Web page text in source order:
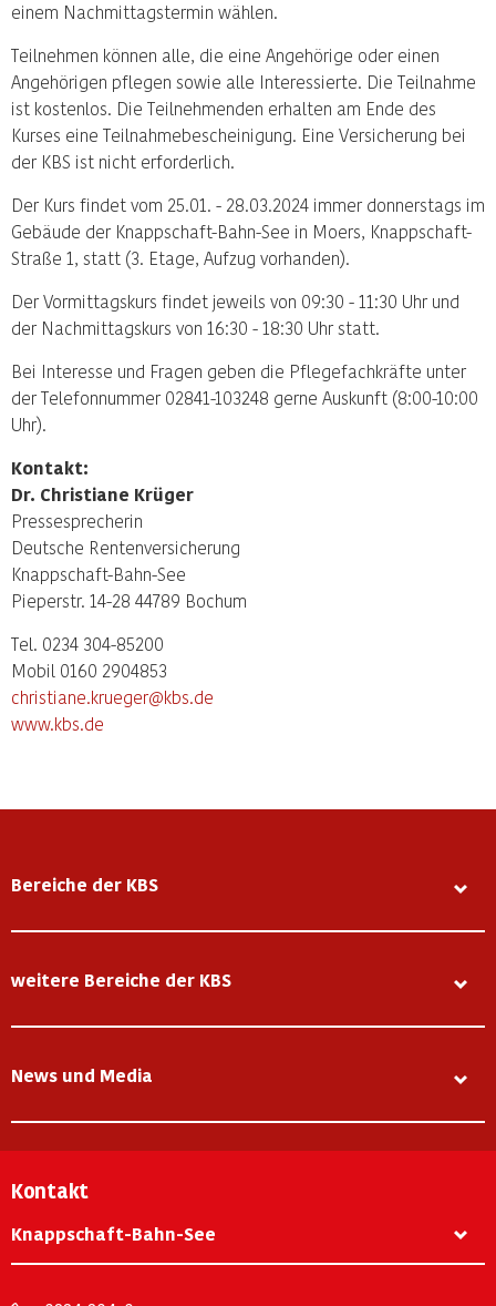
einem Nachmittagstermin wählen.
Teilnehmen können alle, die eine Angehörige oder einen
Angehörigen pflegen sowie alle Interessierte. Die Teilnahme
ist kostenlos. Die Teilnehmenden erhalten am Ende des
Kurses eine Teilnahmebescheinigung. Eine Versicherung bei
der KBS ist nicht erforderlich.
Der Kurs findet vom 25.01. - 28.03.2024 immer donnerstags im
Gebäude der Knappschaft-Bahn-See in Moers, Knappschaft-
Straße 1, statt (3. Etage, Aufzug vorhanden).
Der Vormittagskurs findet jeweils von 09:30 - 11:30 Uhr und
der Nachmittagskurs von 16:30 - 18:30 Uhr statt.
Bei Interesse und Fragen geben die Pflegefachkräfte unter
der Telefonnummer 02841-103248 gerne Auskunft (8:00-10:00
Uhr).
Kontakt:
Dr. Christiane Krüger
Pressesprecherin
Deutsche Rentenversicherung
Knappschaft-Bahn-See
Pieperstr. 14-28 44789 Bochum
Tel. 0234 304-85200
Mobil 0160 2904853
christiane.krueger@kbs.de
www.kbs.de
Bereiche der KBS
weitere Bereiche der KBS
News und Media
Kontakt
Knappschaft-Bahn-See